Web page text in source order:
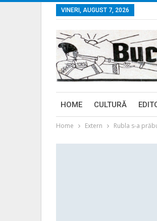
VINERI, AUGUST 7, 2026
HOME CULTURĂ
Home Extern Rubla s-a